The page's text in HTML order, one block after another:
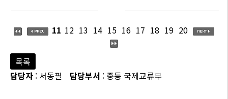
11 12 13 14 15 16 17 18 19 20
목록
담당자 : 서동필 담당부서 : 중등 국제교류부